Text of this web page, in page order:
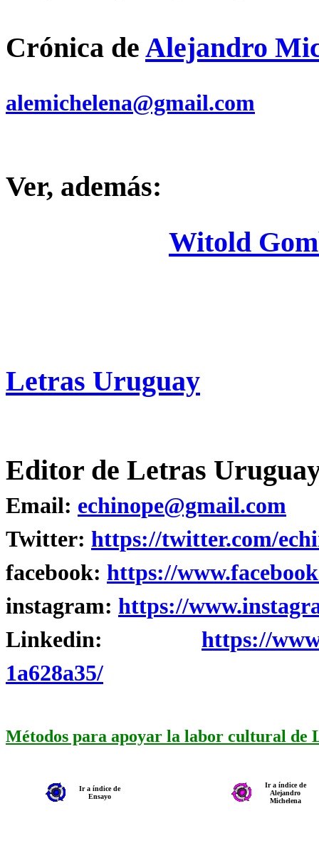
Crónica de Alejandro
alemichelena@gmail.com
Ver, además:
Witold
Letras Uruguay
Editor de Letras
Email: echinope@gmail.com
Twitter: https://twitter.com/
facebook: https://
instagram: https://
Linkedin: https://
1a628a35/
Métodos para apoyar la labor cultural de
Ir a índice de
Ensayo
Ir a índice de
Alejandro
Michelena